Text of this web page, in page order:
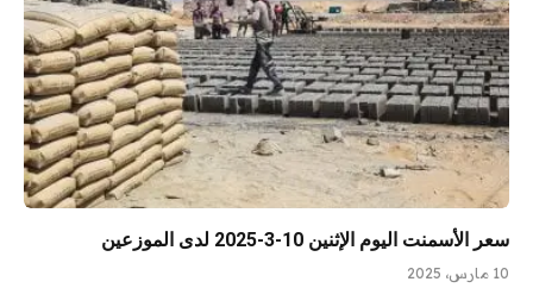
سعر الأسمنت اليوم الإثنين 10-3-2025 لدى الموزعين
10 مارس، 2025